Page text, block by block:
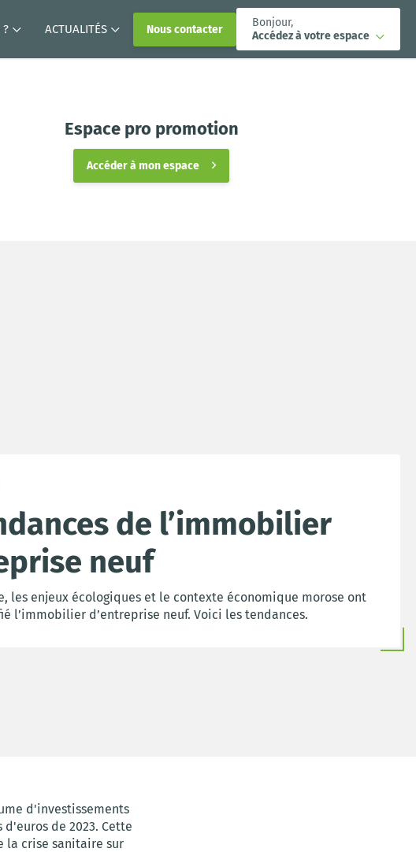
? ACTUALITÉS Nous contacter
Bonjour,
Accédez à votre espace
Espace pro promotion
Accéder à mon espace
de l’immobilier
neuf
les enjeux écologiques et le contexte économique morose ont
l’immobilier d’entreprise neuf. Voici les tendances.
d'investissements
de 2023. Cette
la crise sanitaire sur